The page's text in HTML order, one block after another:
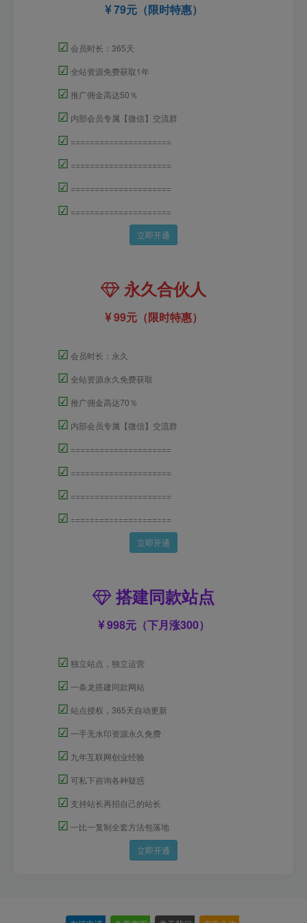
79元（限时特惠）
☑ 会员时长：365天
☑ 全站资源免费获取1年
☑ 推广佣金高达50％
☑ 内部会员专属【微信】交流群
☑ =====================
☑ =====================
☑ =====================
☑ =====================
立即开通
永久合伙人
99元（限时特惠）
☑ 会员时长：永久
☑ 全站资源永久免费获取
☑ 推广佣金高达70％
☑ 内部会员专属【微信】交流群
☑ =====================
☑ =====================
☑ =====================
☑ =====================
立即开通
搭建同款站点
998元（下月涨300）
☑ 独立站点，独立运营
☑ 一条龙搭建同款网站
☑ 站点授权，365天自动更新
☑ 一手无水印资源永久免费
☑ 九年互联网创业经验
☑ 可私下咨询各种疑惑
☑ 支持站长再招自己的站长
☑ 一比一复制全套方法包落地
立即开通